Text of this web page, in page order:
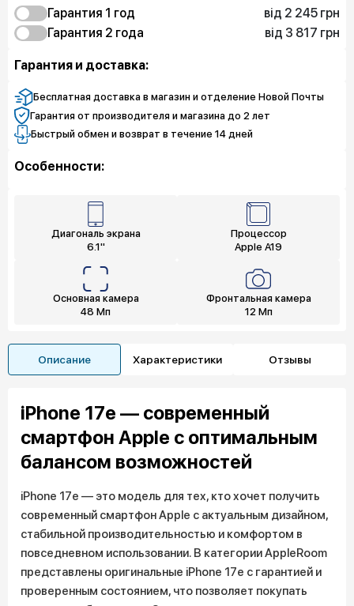
Гарантия 1 год
від 2 245 грн
Защита от дефектов
2 245 грн
Полная защита
Гарантия 2 года
від 3 817 грн
Защита экрана
Полная защита
9 878 грн
Гарантия и доставка:
Бесплатная доставка в магазин и отделение Новой Почты
Гарантия от производителя и магазина до 2 лет
Быстрый обмен и возврат в течение 14 дней
Особенности:
Диагональ экрана
6.1"
Процессор
Apple A19
Основная камера
48 Мп
Фронтальная камера
12 Мп
Описание Характеристики Отзывы
iPhone 17e — современный
смартфон Apple с оптимальным
балансом возможностей
iPhone 17e — это модель для тех, кто хочет получить
современный смартфон Apple с актуальным дизайном,
стабильной производительностью и комфортом в
повседневном использовании. В категории AppleRoom
представлены оригинальные iPhone 17e с гарантией и
проверенным состоянием, что позволяет покупать